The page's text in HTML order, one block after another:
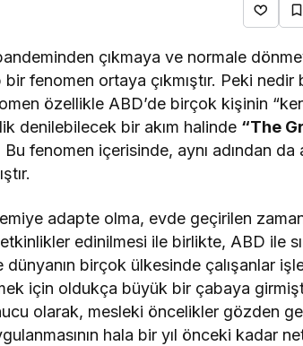
çıkmaya ve normale
fenomen ortaya çıkmıştır. Peki
özellikle ABD’de birçok kişinin
denilebilecek bir akım halinde “The
fenomen içerisinde, aynı adından
adapte olma, evde geçirilen
edinilmesi ile birlikte, ABD ile
dünyanın birçok ülkesinde çalışanlar
için oldukça büyük bir çabaya
olarak, mesleki öncelikler gözden
hala bir yıl önceki kadar